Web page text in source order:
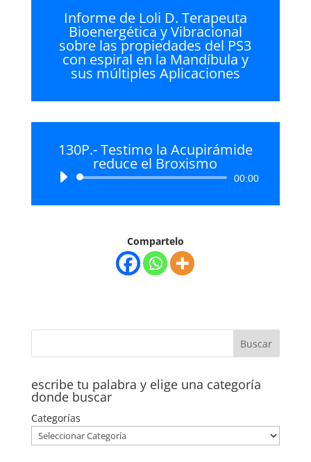
Informe de Loli D. Terapeuta
Bioenergética y Vibracional
sobre las propiedades del PS3
con espiral en la Mandíbula y
sus múltiples Aplicaciones
130P.- Testimo la Acupirámide
reduce el Broxismo
Reproductor
audio
00:00
Compartelo
escribe tu palabra y elige una categoría
donde buscar
Categorías